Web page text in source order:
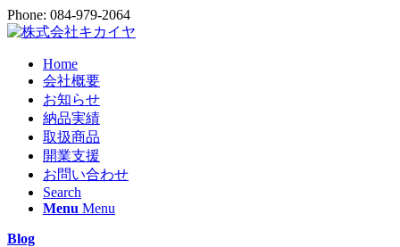
Phone: 084-979-2064
Home
会社概要
お知らせ
納品実績
取扱商品
開業支援
お問い合わせ
Search
Menu Menu
Blog